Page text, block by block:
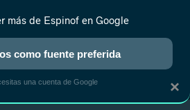
NUEVO
REALITY ANIME RANKINGS CINE ×
más de Espinof en Google
como fuente preferida
una cuenta de Google